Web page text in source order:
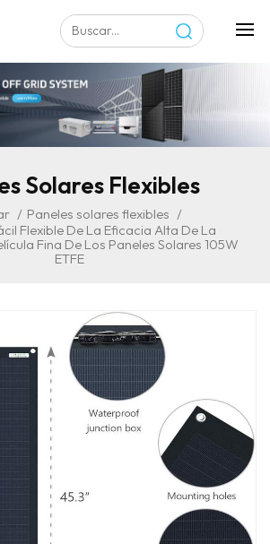
Solares Flexibles
/ Paneles solares flexibles /
Flexible De La Eficacia Alta De La
Fina De Los Paneles Solares 105W
ETFE